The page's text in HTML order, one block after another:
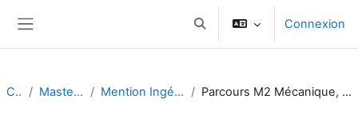
Activer/désactiver la saisie
Connexion
Cours Masters recherche Mention Ingénierie de conception Parcours M2 Mécanique, Matériaux, Génie Civil (M2MMGC)